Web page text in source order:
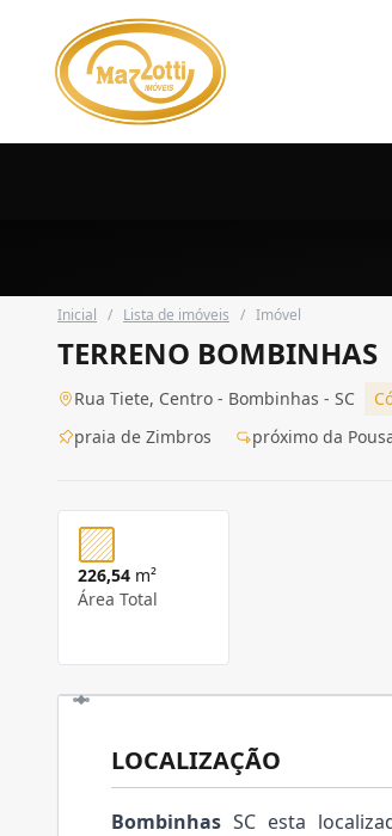
Inicial / Lista de imóveis / Imóvel
TERRENO BOMBINHAS
Rua Tiete, Centro - Bombinhas - SC
praia de Zimbros
próximo da
226,54 m²
Área Total
LOCALIZAÇÃO
Bombinhas SC esta